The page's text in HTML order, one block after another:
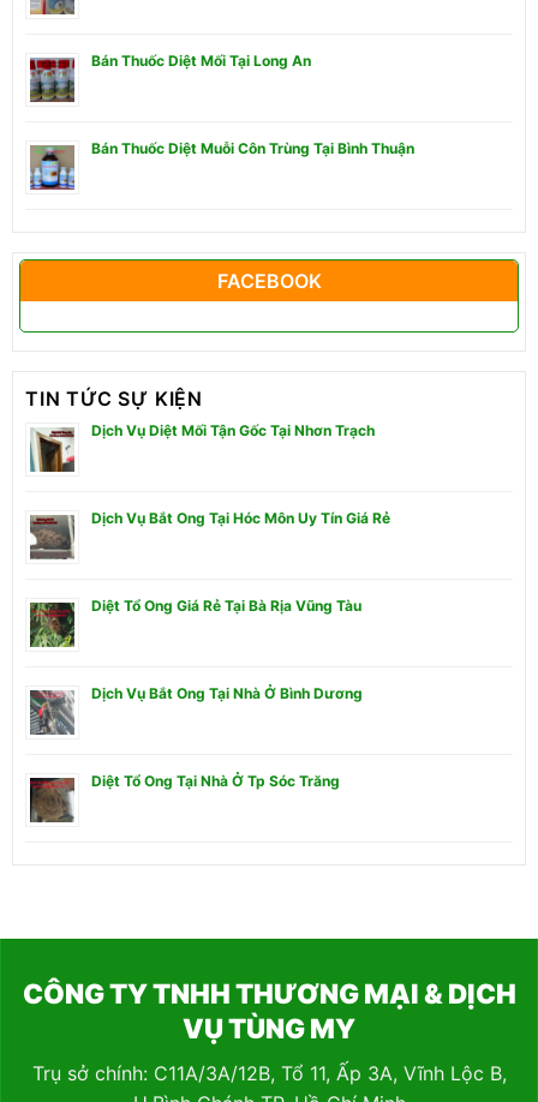
Bán Thuốc Diệt Mối Tại Long An
Bán Thuốc Diệt Muỗi Côn Trùng Tại Bình Thuận
FACEBOOK
TIN TỨC SỰ KIỆN
Dịch Vụ Diệt Mối Tận Gốc Tại Nhơn Trạch
Dịch Vụ Bắt Ong Tại Hóc Môn Uy Tín Giá Rẻ
Diệt Tổ Ong Giá Rẻ Tại Bà Rịa Vũng Tàu
Dịch Vụ Bắt Ong Tại Nhà Ở Bình Dương
Diệt Tổ Ong Tại Nhà Ở Tp Sóc Trăng
CÔNG TY TNHH THƯƠNG MẠI & DỊCH
VỤ TÙNG MY
Trụ sở chính: C11A/3A/12B, Tổ 11, Ấp 3A, Vĩnh Lộc B,